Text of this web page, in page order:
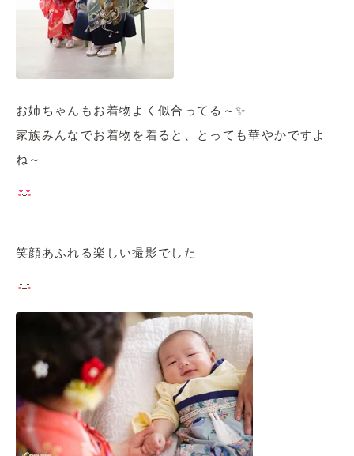
お姉ちゃんもお着物よく似合ってる～✨
家族みんなでお着物を着ると、とっても華やかですよ
ね～
笑顔あふれる楽しい撮影でした